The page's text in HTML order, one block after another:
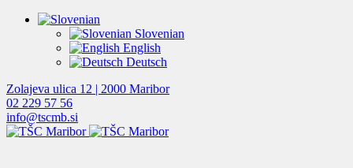
Slovenian
English
Deutsch
Zolajeva ulica 12 | 2000 Maribor
02 229 57 56
info@tscmb.si